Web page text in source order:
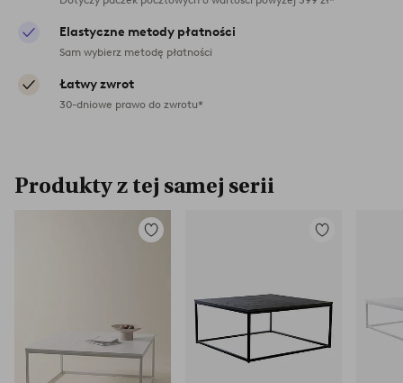
Elastyczne metody płatności
Sam wybierz metodę płatności
Łatwy zwrot
30-dniowe prawo do zwrotu*
Produkty z tej samej serii
Dodaj
Dodaj